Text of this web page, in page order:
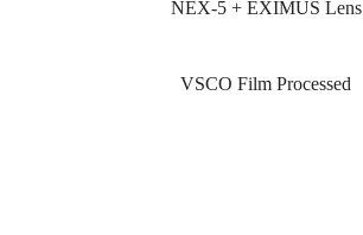
NEX-5 + EXIMUS Lens
VSCO Film Processed